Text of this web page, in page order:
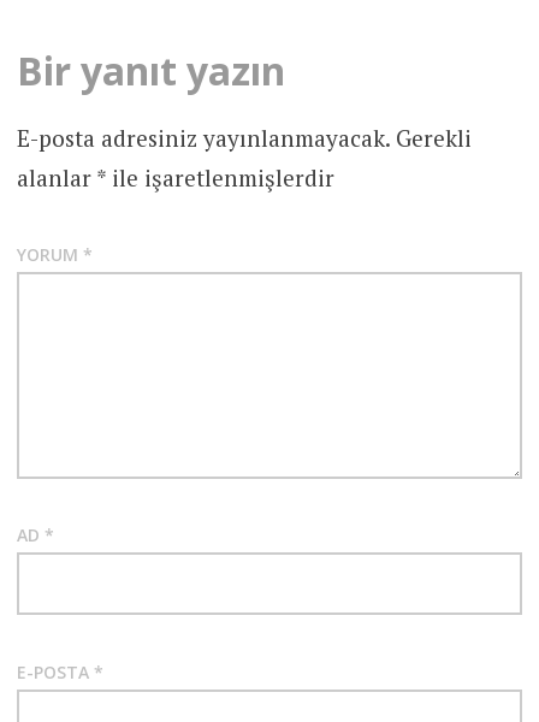
Bir yanıt yazın
E-posta adresiniz yayınlanmayacak. Gerekli
alanlar *ile işaretlenmişlerdir
YORUM *
AD *
E-POSTA *